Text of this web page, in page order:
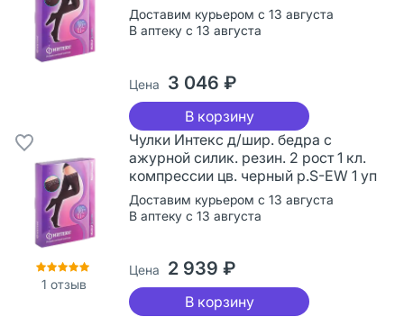
Доставим курьером с 13 августа
В аптеку с 13 августа
Цена 3 046 ₽
В корзину
1 отзыв
Чулки Интекс д/шир. бедра с
ажурной силик. резин. 2 рост 1 кл.
компрессии цв. черный р.S-EW 1 уп
Доставим курьером с 13 августа
В аптеку с 13 августа
Цена 2 939 ₽
В корзину